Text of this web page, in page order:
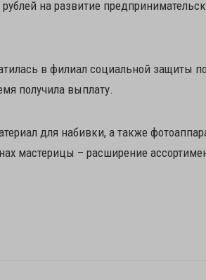
на развитие
в филиал социальной защиты по
получила выплату.
для набивки, а также
мастерицы – расширение